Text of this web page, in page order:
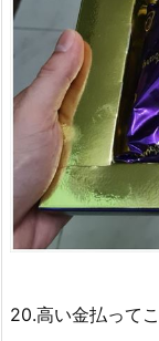
20.高い金払って